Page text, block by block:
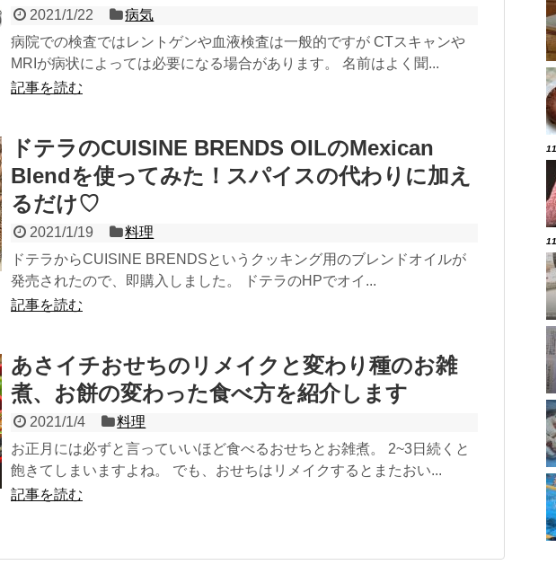
2021/1/22
病気
病院での検査ではレントゲンや血液検査は一般的ですが CTスキャンや
MRIが病状によっては必要になる場合があります。 名前はよく聞...
記事を読む
ドテラのCUISINE BRENDS OILのMexican
Blendを使ってみた！スパイスの代わりに加え
るだけ♡
2021/1/19
料理
ドテラからCUISINE BRENDSというクッキング用のブレンドオイルが
発売されたので、即購入しました。 ドテラのHPでオイ...
記事を読む
あさイチおせちのリメイクと変わり種のお雑
煮、お餅の変わった食べ方を紹介します
2021/1/4
料理
お正月には必ずと言っていいほど食べるおせちとお雑煮。 2~3日続くと
飽きてしまいますよね。 でも、おせちはリメイクするとまたおい...
記事を読む